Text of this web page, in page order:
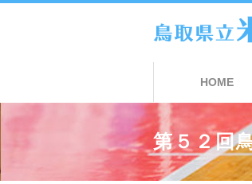
HOME
第５２回